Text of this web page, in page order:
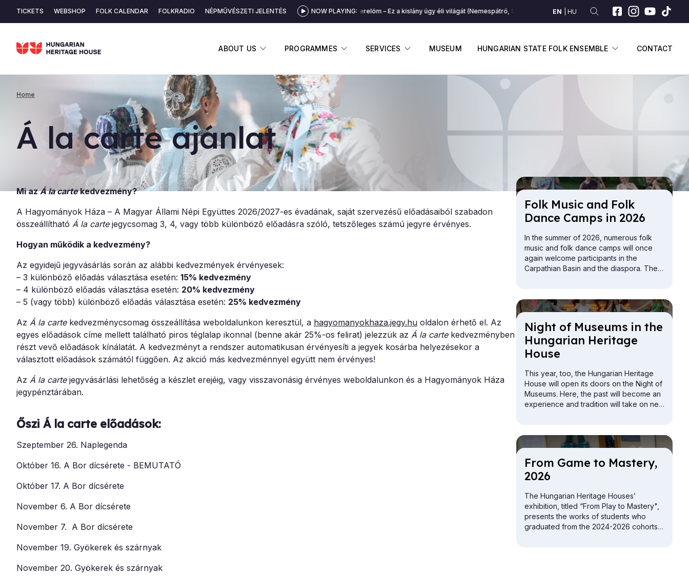
main
ABOUT US DISPLAY SUBMENU
PROGRAMMES DISPLAY SUBMENU
SERVICES DISPLAY SUBMENU
MUSEUM HUNGARIAN STATE FOLK ENSEMBLE DISPLAY
CONTACT
Secondary
TICKETS WEBSHOP FOLK CALENDAR FOLKRADIO NÉPMŰVÉSZETI JELENTÉS NOW PLAYING:
Szerelöm, szerelöm – Ez a kislány úgy éli világát (Nemespátró, Somogy) Szerelöm, szerelöm – Ez a kislány úgy éli
EN HU
Breadcrumb
Home
Á la carte aján­lat
Mi azÁ la cartekedvezmény?
A Hagyományok Háza – A Magyar Állami Népi Együttes 2026/2027-es évadának, saját szervezésű előadásaiból szabadon
összeállítható Á la cartejegycsomag 3, 4, vagy több különböző előadásra szóló, tetszőleges számú jegyre érvényes.
Hogyan működik a kedvezmény?
Az egyidejű jegyvásárlás során az alábbi kedvezmények érvényesek:
– 3 különböző előadás választása esetén: 15% kedvezmény
– 4 különböző előadás választása esetén: 20% kedvezmény
– 5 (vagy több) különböző előadás választása esetén: 25% kedvezmény
Az Á la cartekedvezménycsomag összeállítása weboldalunkon keresztül, a hagyomanyokhaza.jegy.hu oldalon érhető el. Az
egyes előadások címe mellett található piros téglalap ikonnal (benne akár 25%-os felirat) jelezzük az Á la cartekedvezményben
részt vevő előadások kínálatát. A kedvezményt a rendszer automatikusan érvényesíti a jegyek kosárba helyezésekor a
választott előadások számától függően. Az akció más kedvezménnyel együtt nem érvényes!
Az Á la cartejegyvásárlási lehetőség a készlet erejéig, vagy visszavonásig érvényes weboldalunkon és a Hagyományok Háza
jegypénztárában.
Őszi Á la carte előadások:
Szeptember 26. Naplegenda
Október 16. A Bor dícsérete - BEMUTATÓ
Október 17. A Bor dícsérete
November 6. A Bor dícsérete
November 7. A Bor dícsérete
November 19. Gyökerek és szárnyak
November 20. Gyökerek és szárnyak
Folk Mu­sic and Folk
Dance Camps in 2026
In the summer of 2026, numerous folk
music and folk dance camps will once
again welcome participants in the
Carpathian Basin and the diaspora. The
Night of Mu­seums in the
Hun­gari­an Her­it­age
House
This year, too, the Hungarian Heritage
House will open its doors on the Night of
Museums. Here, the past will become an
experience and tradition will take on new
the cellar.
From Game to Mas­tery,
2026
The Hungarian Heritage Houses’
exhibition, titled “From Play to Mastery",
presents the works of students who
graduated from the 2024-2026 cohorts